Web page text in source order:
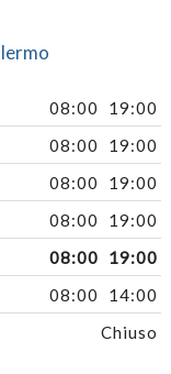
08:00 19:00
08:00 19:00
08:00 19:00
08:00 19:00
08:00 19:00
08:00 14:00
Chiuso